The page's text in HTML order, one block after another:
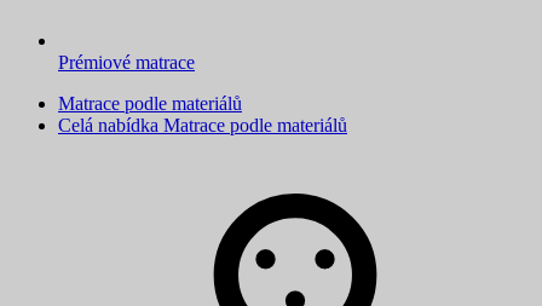
Prémiové matrace
Matrace podle materiálů
Celá nabídka Matrace podle materiálů